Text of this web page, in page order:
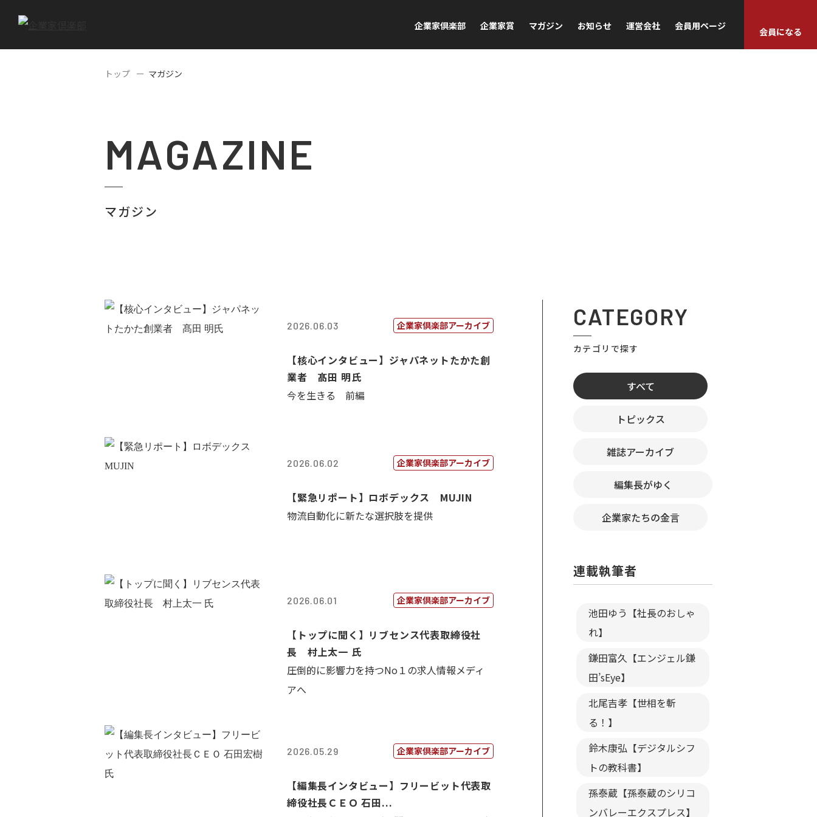
企業家倶楽部 企業家賞 マガジン お知らせ 運営会社 会員用ページ
会員になる
トップ マガジン
MAGAZINE
マガジン
2026.06.03 企業家倶楽部アーカイブ
【核心インタビュー】ジャパネットたかた創
業者 髙田 明氏
今を生きる 前編
2026.06.02 企業家倶楽部アーカイブ
【緊急リポート】ロボデックス MUJIN
物流自動化に新たな選択肢を提供
2026.06.01 企業家倶楽部アーカイブ
【トップに聞く】リブセンス代表取締役社
長 村上太一 氏
圧倒的に影響力を持つNo１の求人情報メディ
アへ
2026.05.29 企業家倶楽部アーカイブ
【編集長インタビュー】フリービット代表取
締役社長ＣＥＯ 石田...
CATEGORY
カテゴリで探す
すべて
トピックス
雑誌アーカイブ
編集長がゆく
企業家たちの金言
連載執筆者
池田ゆう【社長のおしゃ
れ】
鎌田富久【エンジェル鎌
田’sEye】
北尾吉孝【世相を斬
る！】
鈴木康弘【デジタルシフ
トの教科書】
孫泰蔵【孫泰蔵のシリコ
ンバレーエクスプレス】